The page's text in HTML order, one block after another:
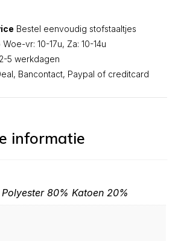
Bestel eenvoudig stofstaaltjes
Woe-vr: 10-17u, Za: 10-14u
2-5 werkdagen
Bancontact, Paypal of creditcard
informatie
80% Katoen 20%